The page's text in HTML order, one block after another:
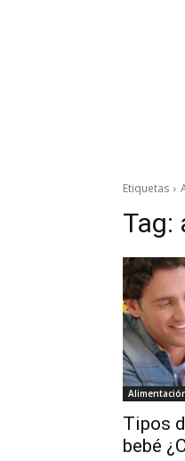
Etiquetas
Tag:
Tipos
bebé